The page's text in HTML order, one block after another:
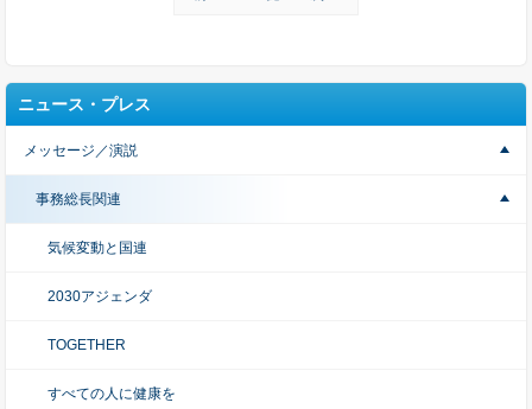
ニュース・プレス
メッセージ／演説
事務総長関連
気候変動と国連
2030アジェンダ
TOGETHER
すべての人に健康を